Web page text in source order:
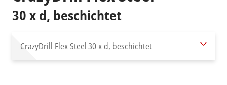
30 x d, beschichtet
CrazyDrill Flex Steel30 x d, beschichtet